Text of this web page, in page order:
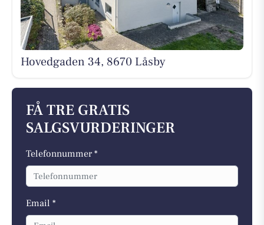
Hovedgaden 34, 8670 Låsby
FÅ TRE GRATIS
SALGSVURDERINGER
Telefonnummer *
Email *